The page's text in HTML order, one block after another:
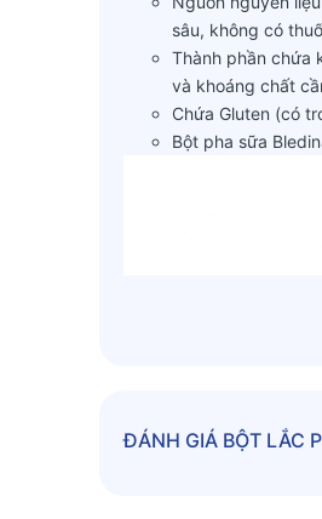
sâu, không có
Thành phần chứa
và khoáng chất
Chứa Gluten (có
Bột pha sữa
ĐÁNH GIÁ BỘT LẮC